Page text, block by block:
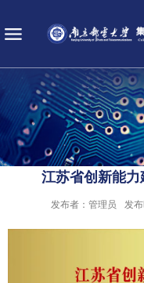
江苏省创新能
发布者：管理员 发